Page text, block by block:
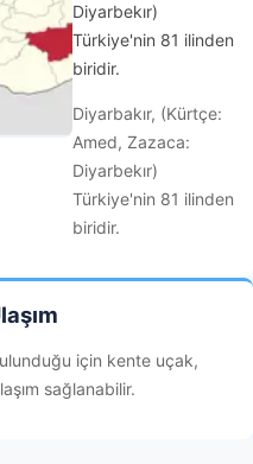
Diyarbekır)
Türkiye'nin 81 ilinden
biridir.
Diyarbakır, (Kürtçe:
Amed, Zazaca:
Diyarbekır)
Türkiye'nin 81 ilinden
biridir.
için kente uçak,
sağlanabilir.